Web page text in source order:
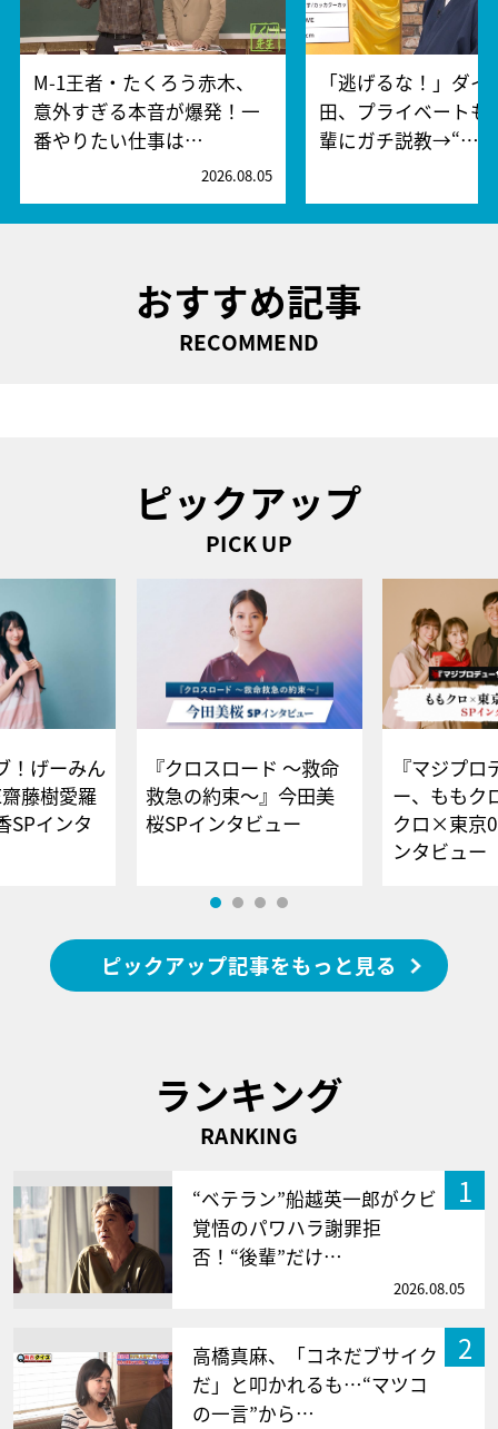
M-1王者・たくろう赤木、
意外すぎる本音が爆発！一
番やりたい仕事は…
2026.08.05
「逃げるな！」ダイ
田、プライベートも
輩にガチ説教→“…
おすすめ記事
RECOMMEND
ピックアップ
PICK UP
！げーみん
藤樹愛羅
SPインタ
『クロスロード ～救命
救急の約束～』今田美
桜SPインタビュー
『マジプロ
ー、ももク
クロ×東京
ンタビュー
ピックアップ記事をもっと見る
ランキング
RANKING
1
“ベテラン”船越英一郎がクビ
覚悟のパワハラ謝罪拒
否！“後輩”だけ…
2026.08.05
2
高橋真麻、「コネだブサイク
だ」と叩かれるも…“マツコ
の一言”から…